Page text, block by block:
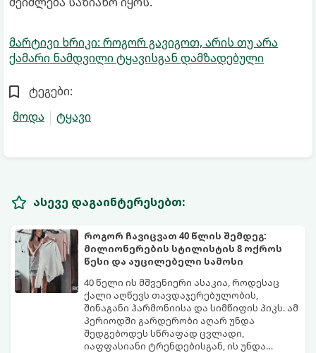
მარტივი ხრიკი: როგორ გავიგოთ, არის თუ არა
ქამარი ნამდვილი ტყავისგან დამზადებული
ტეგები:
მოდა
ტყავი
ასევე დაგაინტერესებთ:
როგორ ჩავიცვათ 40 წლის შემდეგ:
მილიონერების სტილისტის 8 ოქროს
წესი და აუცილებელი სამოსი
40 წელი ის მშვენიერი ასაკია, როდესაც
ქალი აღწევს თავდაჯერებულობის,
შინაგანი ჰარმონიისა და სიმწიფის პიკს. ამ
პერიოდში გარდერობი აღარ უნდა
შედგებოდეს სწრაფად ცვლადი,
იაფფასიანი ტრენდებისგან, ის უნდა